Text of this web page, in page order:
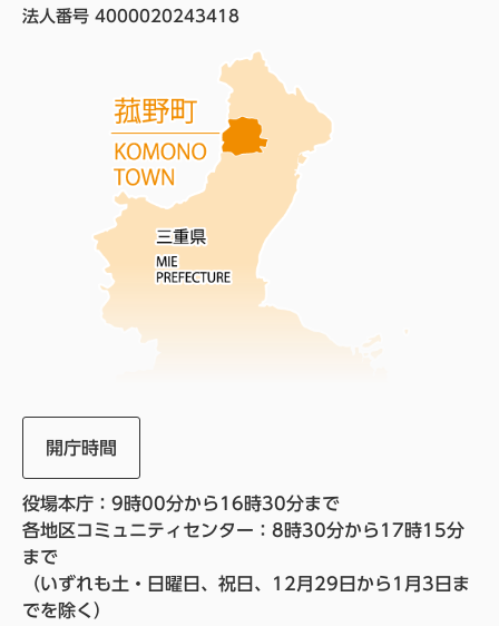
法人番号 4000020243418
開庁時間
役場本庁：9時00分から16時30分まで
各地区コミュニティセンター：8時30分から17時15分
まで
（いずれも土・日曜日、祝日、12月29日から1月3日ま
でを除く）